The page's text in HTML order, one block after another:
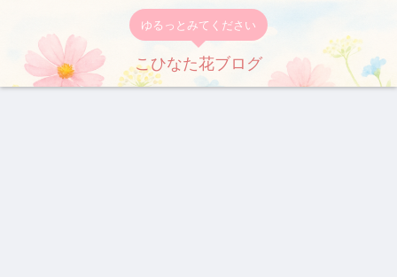
ゆるっとみてください
こひなた花ブログ